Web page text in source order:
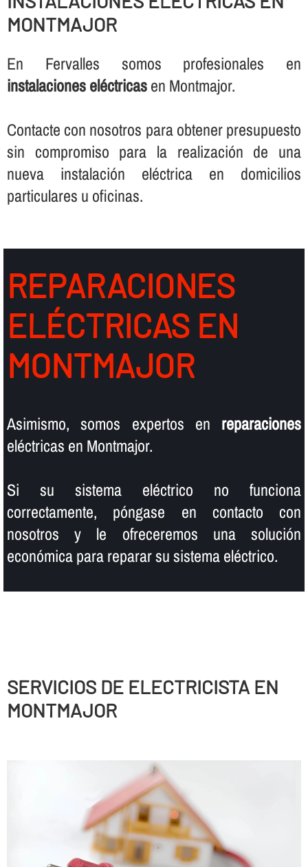
MONTMAJOR
En Fervalles somos profesionales en
instalaciones eléctricasen Montmajor.
Contacte con nosotros para obtener presupuesto
sin compromiso para la realización de una
nueva instalación eléctrica en domicilios
particulares u oficinas.
REPARACIONES
ELÉCTRICAS EN
MONTMAJOR
Asimismo, somos expertos en reparaciones
eléctricas en Montmajor.
Si su sistema eléctrico no funciona
correctamente, póngase en contacto con
nosotros y le ofreceremos una solución
económica para reparar su sistema eléctrico.
SERVICIOS DE ELECTRICISTA EN
MONTMAJOR